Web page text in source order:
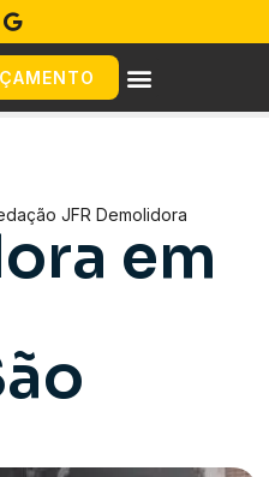
JFR Demolidora
em